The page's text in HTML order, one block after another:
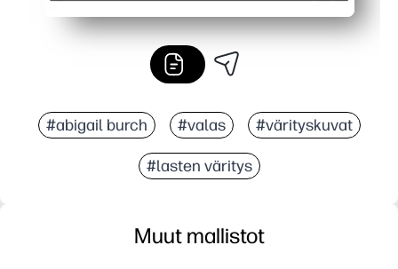
#abigail burch #valas #värityskuvat
#lasten väritys
Muut mallistot